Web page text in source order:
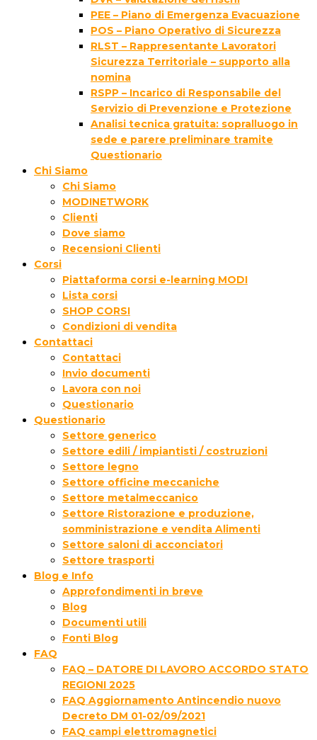
PEE – Piano di Emergenza Evacuazione
POS – Piano Operativo di Sicurezza
RLST – Rappresentante Lavoratori
Sicurezza Territoriale – supporto alla
nomina
RSPP – Incarico di Responsabile del
Servizio di Prevenzione e Protezione
Analisi tecnica gratuita: sopralluogo in
sede e parere preliminare tramite
Questionario
Chi Siamo
Chi Siamo
MODINETWORK
Clienti
Dove siamo
Recensioni Clienti
Corsi
Piattaforma corsi e-learning MODI
Lista corsi
SHOP CORSI
Condizioni di vendita
Contattaci
Contattaci
Invio documenti
Lavora con noi
Questionario
Questionario
Settore generico
Settore edili / impiantisti / costruzioni
Settore legno
Settore officine meccaniche
Settore metalmeccanico
Settore Ristorazione e produzione,
somministrazione e vendita Alimenti
Settore saloni di acconciatori
Settore trasporti
Blog e Info
Approfondimenti in breve
Blog
Documenti utili
Fonti Blog
FAQ
FAQ – DATORE DI LAVORO ACCORDO STATO
REGIONI 2025
FAQ Aggiornamento Antincendio nuovo
Decreto DM 01-02/09/2021
FAQ campi elettromagnetici